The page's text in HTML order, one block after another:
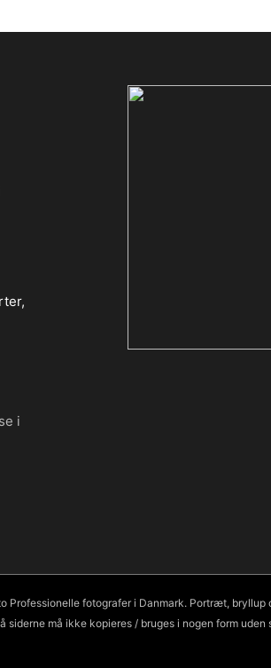
i
Professionelle fotografer i Danmark. Portræt,
siderne må ikke kopieres / bruges i nogen form